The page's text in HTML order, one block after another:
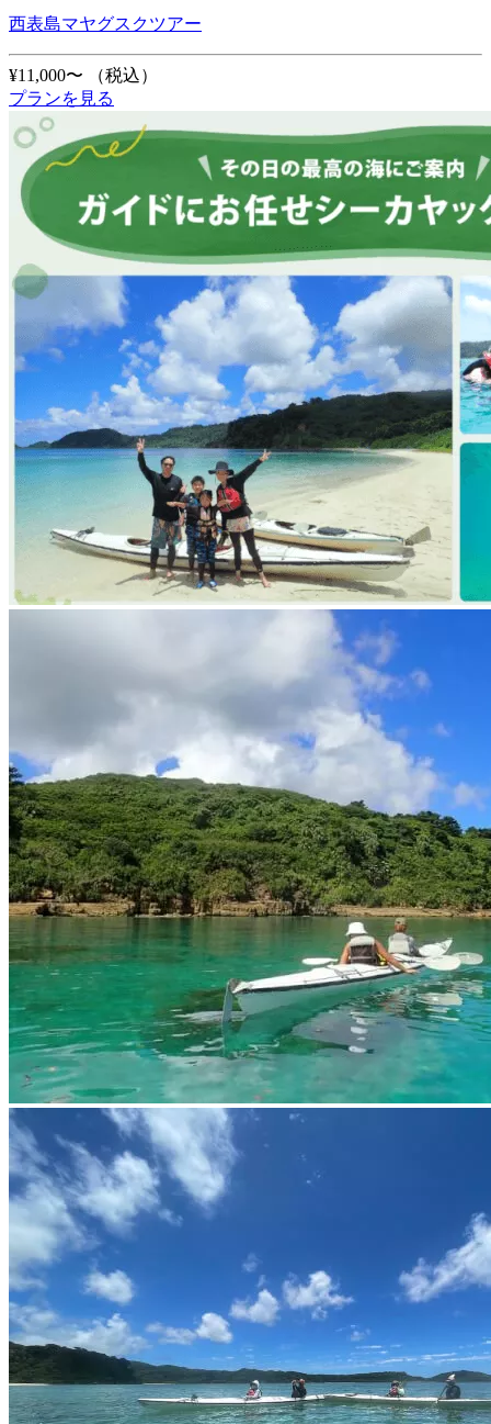
西表島マヤグスクツアー
¥11,000〜
（税込）
プランを見る